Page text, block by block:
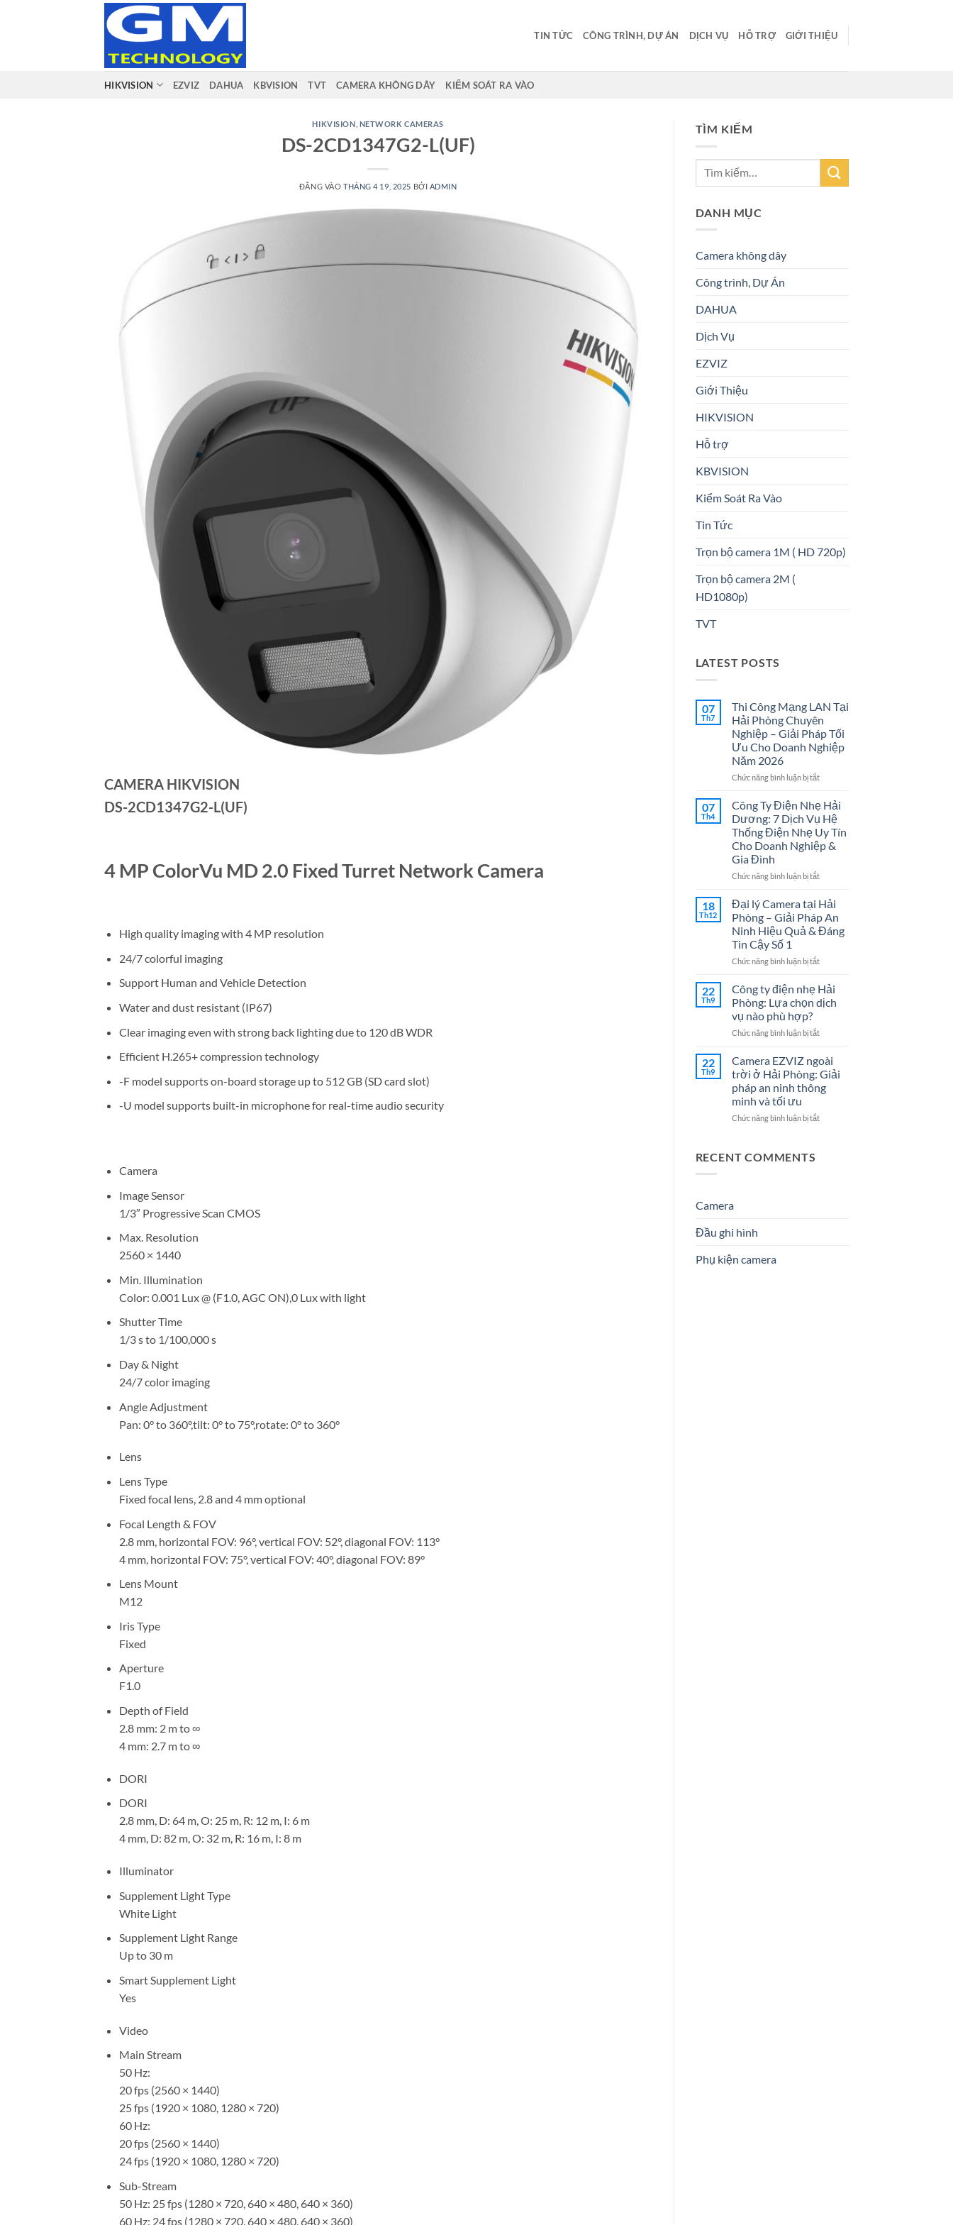
TIN TỨC CÔNG TRÌNH, DỰ ÁN DỊCH VỤ HỖ TRỢ GIỚI THIỆU
HIKVISION EZVIZ DAHUA KBVISION TVT CAMERA KHÔNG DÂY KIỂM SOÁT RA VÀO
HIKVISION NETWORK CAMERAS
DS-2CD1347G2-L(UF)
ĐĂNG VÀO THÁNG 4 19, 2025 BỞI ADMIN
CAMERA HIKVISION
DS-2CD1347G2-L(UF)
4 MP ColorVu MD 2.0 Fixed Turret Network Camera
High quality imaging with 4 MP resolution
24/7 colorful imaging
Support Human and Vehicle Detection
Water and dust resistant (IP67)
Clear imaging even with strong back lighting due to 120 dB WDR
Efficient H.265+ compression technology
-F model supports on-board storage up to 512 GB (SD card slot)
-U model supports built-in microphone for real-time audio security
Camera
Image Sensor
1/3″ Progressive Scan CMOS
Max. Resolution
2560 × 1440
Min. Illumination
Color: 0.001 Lux @ (F1.0, AGC ON),0 Lux with light
Shutter Time
1/3 s to 1/100,000 s
Day & Night
24/7 color imaging
Angle Adjustment
Pan: 0° to 360°,tilt: 0° to 75°,rotate: 0° to 360°
Lens
Lens Type
Fixed focal lens, 2.8 and 4 mm optional
Focal Length & FOV
2.8 mm, horizontal FOV: 96°, vertical FOV: 52°, diagonal FOV: 113°
4 mm, horizontal FOV: 75°, vertical FOV: 40°, diagonal FOV: 89°
Lens Mount
M12
Iris Type
Fixed
Aperture
F1.0
Depth of Field
2.8 mm: 2 m to ∞
4 mm: 2.7 m to ∞
DORI
DORI
2.8 mm, D: 64 m, O: 25 m, R: 12 m, I: 6 m
4 mm, D: 82 m, O: 32 m, R: 16 m, I: 8 m
Illuminator
Supplement Light Type
White Light
Supplement Light Range
Up to 30 m
Smart Supplement Light
Yes
Video
Main Stream
50 Hz:
20 fps (2560 × 1440)
25 fps (1920 × 1080, 1280 × 720)
60 Hz:
20 fps (2560 × 1440)
24 fps (1920 × 1080, 1280 × 720)
Sub-Stream
50 Hz: 25 fps (1280 × 720, 640 × 480, 640 × 360)
60 Hz: 24 fps (1280 × 720, 640 × 480, 640 × 360)
TÌM KIẾM
DANH MỤC
Camera không dây
Công trình, Dự Án
DAHUA
Dịch Vụ
EZVIZ
Giới Thiệu
HIKVISION
Hỗ trợ
KBVISION
Kiểm Soát Ra Vào
Tin Tức
Trọn bộ camera 1M ( HD 720p)
Trọn bộ camera 2M (
HD1080p)
TVT
LATEST POSTS
07
Th7
Thi Công Mạng LAN Tại
Hải Phòng Chuyên
Nghiệp – Giải Pháp Tối
Ưu Cho Doanh Nghiệp
Năm 2026
Chức năng bình luận bị tắtở
Công
Mạng
LAN
Tại
Hải
Chuyên
Giải
Pháp
Tối
Năm
2026
07
Th4
Công Ty Điện Nhẹ Hải
Dương: 7 Dịch Vụ Hệ
Thống Điện Nhẹ Uy Tín
Cho Doanh Nghiệp &
Gia Đình
Chức năng bình luận bị tắtở
Ty
Điện
Nhẹ
Hải
7
Vụ
Hệ
Thống
Nhẹ
Tín
Cho
Doanh
Nghiệp
Gia
18
Th12
Đại lý Camera tại Hải
Phòng – Giải Pháp An
Ninh Hiệu Quả & Đáng
Tin Cậy Số 1
Chức năng bình luận bị tắtở
lý
Camera
tại
Phòng
Giải
Pháp
An
Ninh
Quả
22
Th9
Công ty điện nhẹ Hải
Phòng: Lựa chọn dịch
vụ nào phù hợp?
Chức năng bình luận bị tắtở
điện
nhẹ
Hải
Lựa
22
Th9
Camera EZVIZ ngoài
trời ở Hải Phòng: Giải
pháp an ninh thông
minh và tối ưu
Chức năng bình luận bị tắtở
RECENT COMMENTS
Camera
Đầu ghi hình
Phụ kiện camera